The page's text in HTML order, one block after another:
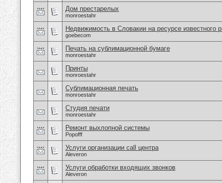
Дом престарелых
monroestahr
Недвижимость в Словакии на ресурсе известного
goebecom
Печать на сублимационной бумаге
monroestahr
Принты
monroestahr
Сублимационная печать
monroestahr
Студия печати
monroestahr
Ремонт выхлопной системы
Popofff
Услуги организации call центра
Aleveron
Услуги обработки входящих звонков
Aleveron